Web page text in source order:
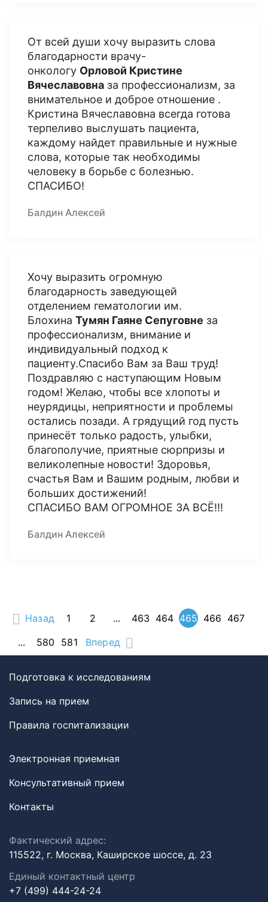
От всей души хочу выразить слова
благодарности врачу-
онкологу Орловой Кристине
Вячеславовна за профессионализм, за
внимательное и доброе отношение .
Кристина Вячеславовна всегда готова
терпеливо выслушать пациента,
каждому найдет правильные и нужные
слова, которые так необходимы
человеку в борьбе с болезнью.
СПАСИБО!
Балдин Алексей
Хочу выразить огромную
благодарность заведующей
отделением гематологии им.
Блохина Тумян Гаяне Сепуговне за
профессионализм, внимание и
индивидуальный подход к
пациенту.Спасибо Вам за Ваш труд!
Поздравляю с наступающим Новым
годом! Желаю, чтобы все хлопоты и
неурядицы, неприятности и проблемы
остались позади. А грядущий год пусть
принесёт только радость, улыбки,
благополучие, приятные сюрпризы и
великолепные новости! Здоровья,
счастья Вам и Вашим родным, любви и
больших достижений!
СПАСИБО ВАМ ОГРОМНОЕ ЗА ВСЁ!!!
Балдин Алексей
Назад 1 2 ... 463 464 465 466 467
...
580 581 Вперед
Подготовка к исследованиям
Запись на прием
Правила госпитализации
Электронная приемная
Консультативный прием
Контакты
Фактический адрес:
115522, г. Москва, Каширское шоссе, д. 23
Единый контактный центр
+7 (499) 444-24-24